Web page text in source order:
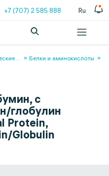
+7 (707) 2 585 888 Ru
...
Белки и аминокислоты
с
глобулин
Protein,
Globulin